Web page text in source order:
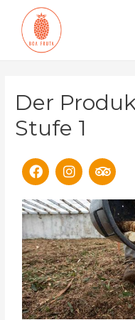
Der
Stufe 1